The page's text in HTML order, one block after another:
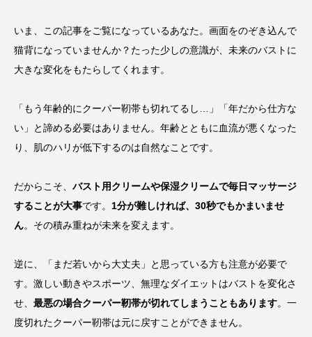
いま、この記事をご覧になっているあなた。画面をのぞき込んで
猫背になっていませんか？たった少しの意識が、未来のバストに
大きな変化をもたらしてくれます。
「もう年齢的にクーパー靭帯も切れてるし…」「年だから仕方な
い」と諦める必要はありません。年齢とともに血流が悪くなった
り、肌のハリが低下するのは自然なことです。
だからこそ、 バスト用クリームや保湿クリームで毎日マッサージ
することが大事です。 1分が難しければ、30秒でもかまいませ
ん。その積み重ねが未来を変えます。
逆に、「まだ若いから大丈夫」と思っている方も注意が必要で
す。激しい動きやスポーツ、無理なダイエットはバストを変化さ
せ、 最悪の場合クーパー靭帯が切れてしまうこともあります。一
度切れたクーパー靭帯は元に戻すことができません。